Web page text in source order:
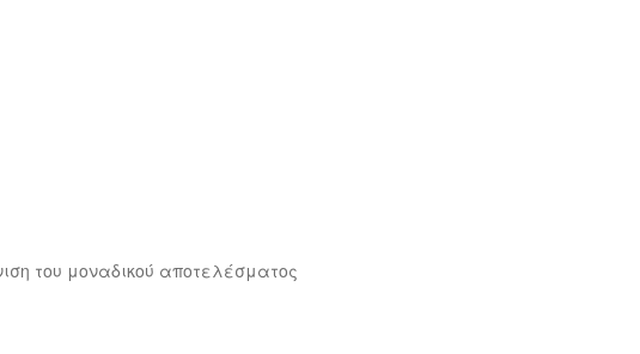
του μοναδικού αποτελέσματος